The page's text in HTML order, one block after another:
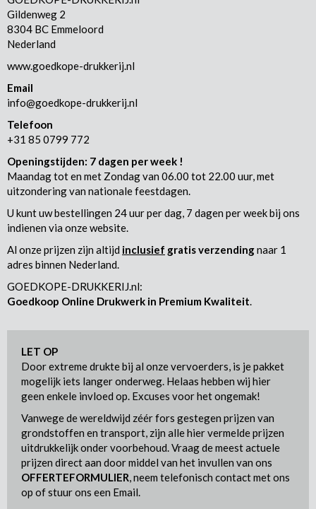
Gildenweg 2
8304 BC Emmeloord
Nederland
www.goedkope-drukkerij.nl
Email
info@goedkope-drukkerij.nl
Telefoon
+31 85 0799 772
Openingstijden: 7 dagen per week !
Maandag tot en met Zondag van 06.00 tot 22.00 uur, met
uitzondering van nationale feestdagen.
U kunt uw bestellingen 24 uur per dag, 7 dagen per week bij ons
indienen via onze website.
Al onze prijzen zijn altijd inclusief gratis verzendingnaar 1
adres binnen Nederland.
GOEDKOPE-DRUKKERIJ.nl:
Goedkoop Online Drukwerk in Premium Kwaliteit.
LET OP
Door extreme drukte bij al onze vervoerders, is je pakket
mogelijk iets langer onderweg. Helaas hebben wij hier
geen enkele invloed op. Excuses voor het ongemak!
Vanwege de wereldwijd zéér fors gestegen prijzen van
grondstoffen en transport, zijn alle hier vermelde prijzen
uitdrukkelijk onder voorbehoud. Vraag de meest actuele
prijzen direct aan door middel van het invullen van ons
OFFERTEFORMULIER, neem telefonisch contact met ons
op of stuur ons een Email.